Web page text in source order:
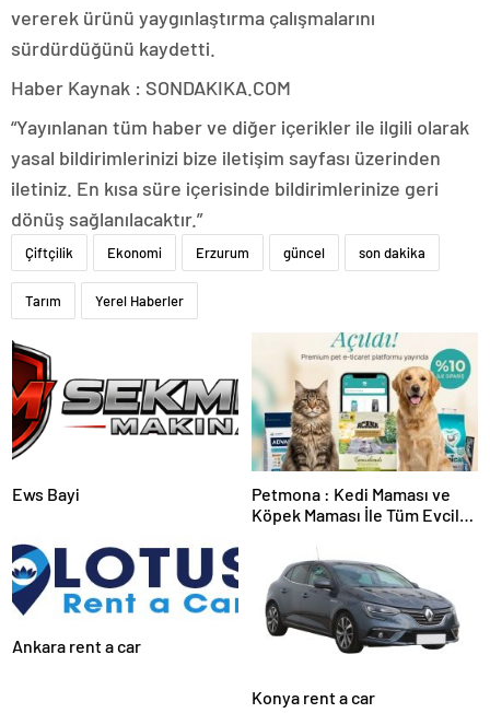
vererek ürünü yaygınlaştırma çalışmalarını
sürdürdüğünü kaydetti.
Haber Kaynak : SONDAKIKA.COM
“Yayınlanan tüm haber ve diğer içerikler ile ilgili olarak
yasal bildirimlerinizi bize iletişim sayfası üzerinden
iletiniz. En kısa süre içerisinde bildirimlerinize geri
dönüş sağlanılacaktır.”
Çiftçilik Ekonomi Erzurum güncel son dakika
Tarım Yerel Haberler
Ews Bayi
Petmona : Kedi Maması ve
Köpek Maması İle Tüm Evcil
Ankara rent a car
Konya rent a car